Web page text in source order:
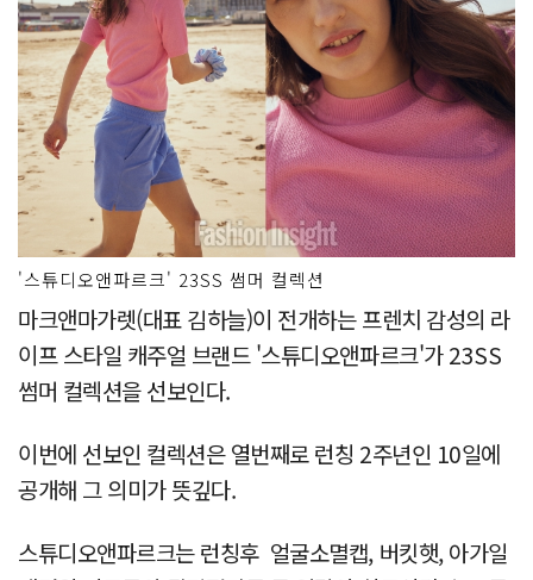
'스튜디오앤파르크' 23SS 썸머 컬렉션
마크앤마가렛(대표 김하늘)이 전개하는 프렌치 감성의 라
이프 스타일 캐주얼 브랜드 '스튜디오앤파르크'가 23SS
썸머 컬렉션을 선보인다.
이번에 선보인 컬렉션은 열번째로 런칭 2주년인 10일에
공개해 그 의미가 뜻깊다.
스튜디오앤파르크는 런칭후 얼굴소멸캡, 버킷햇, 아가일